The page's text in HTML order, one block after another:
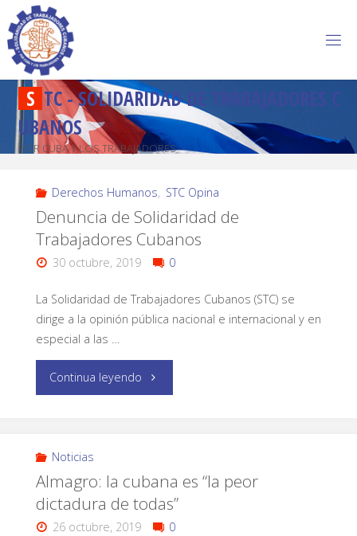
S TC-SOLIDARIDADD R A BAJADORES C
U BANOS
POR CUBA Y LOS TRABAJADORES
Derechos Humanos, STC Opina
Denuncia de Solidaridad de
Trabajadores Cubanos
30 octubre, 2019 0
La Solidaridad de Trabajadores Cubanos (STC) se
dirige a la opinión pública nacional e internacional y en
especial a las …
Continua leyendo
Noticias
Almagro: la cubana es “la peor
dictadura de todas”
26 octubre, 2019 0